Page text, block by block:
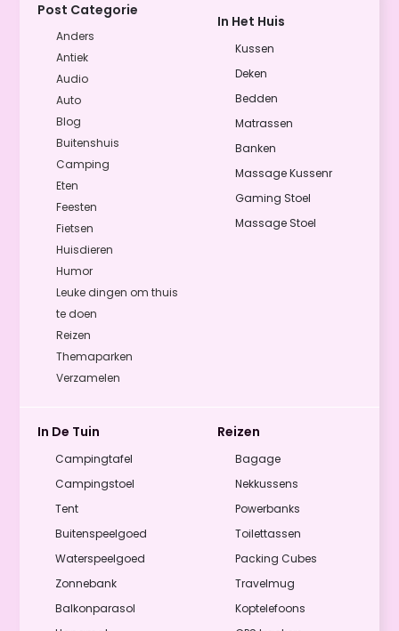
Post Categorie
Anders
Antiek
Audio
Auto
Blog
Buitenshuis
Camping
Eten
Feesten
Fietsen
Huisdieren
Humor
Leuke dingen om thuis
te doen
Reizen
Themaparken
Verzamelen
In Het Huis
Kussen
Deken
Bedden
Matrassen
Banken
Massage Kussenr
Gaming Stoel
Massage Stoel
In De Tuin
Campingtafel
Campingstoel
Tent
Buitenspeelgoed
Waterspeelgoed
Zonnebank
Balkonparasol
Reizen
Bagage
Nekkussens
Powerbanks
Toilettassen
Packing Cubes
Travelmug
Koptelefoons